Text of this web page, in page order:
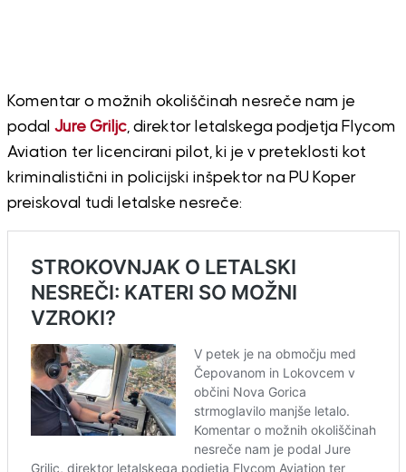
Komentar o možnih okoliščinah nesreče nam je
podal Jure Griljc, direktor letalskega podjetja Flycom
Aviation ter licencirani pilot, ki je v preteklosti kot
kriminalistični in policijski inšpektor na PU Koper
preiskoval tudi letalske nesreče: